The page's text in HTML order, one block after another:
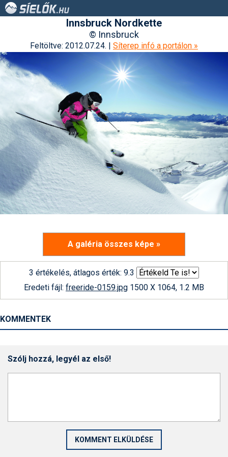
Innsbruck Nordkette
© Innsbruck
Feltöltve: 2012.07.24. | Síterep infó a portálon »
A galéria összes képe »
3 értékelés, átlagos érték: 9.3
Eredeti fájl: freeride-0159.jpg 1500 X 1064, 1.2 MB
KOMMENTEK
Szólj hozzá, legyél az első!